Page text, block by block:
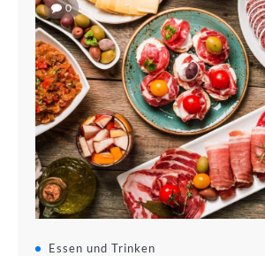
0
Essen und Trinken